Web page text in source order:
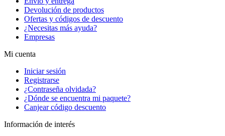
Devolución de productos
Ofertas y códigos de descuento
¿Necesitas más ayuda?
Empresas
Mi cuenta
Iniciar sesión
Registrarse
¿Contraseña olvidada?
¿Dónde se encuentra mi paquete?
Canjear código descuento
Información de interés